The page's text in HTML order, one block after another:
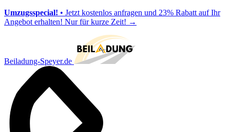
Umzugsspecial! • Jetzt kostenlos anfragen und 23% Rabatt auf Ihr
Angebot erhalten! Nur für kurze Zeit! →
Beiladung-Speyer.de